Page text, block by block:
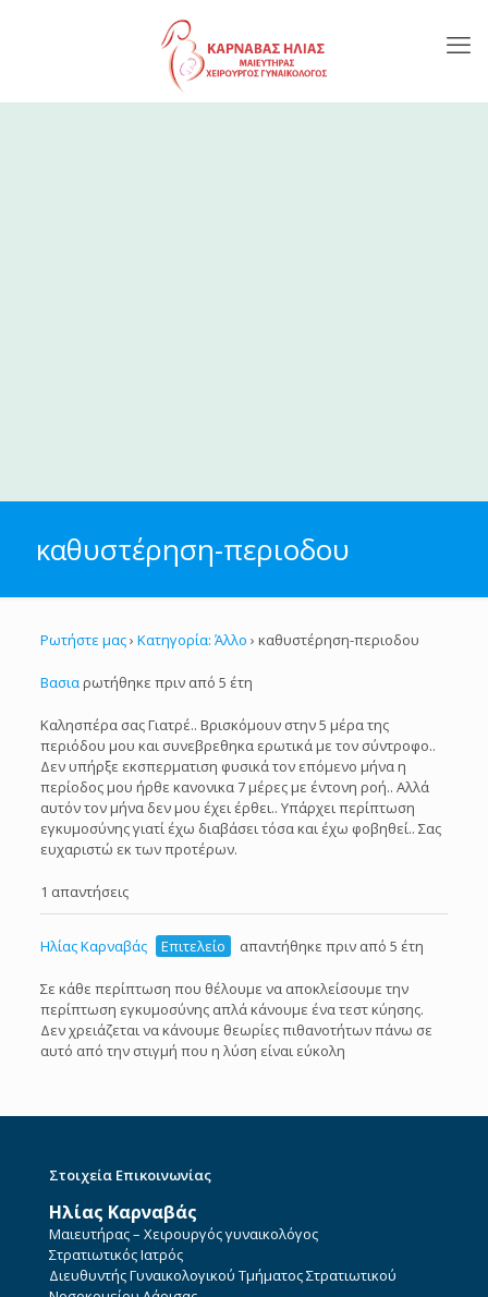
καθυστέρηση-περιοδου
Ρωτήστε μας› Κατηγορία: Άλλο › καθυστέρηση-περιοδου
Βασιαρωτήθηκε πριν από 5 έτη
Καλησπέρα σας Γιατρέ.. Βρισκόμουν στην 5 μέρα της
περιόδου μου και συνεβρεθηκα ερωτικά με τον σύντροφο..
Δεν υπήρξε εκσπερματιση φυσικά τον επόμενο μήνα η
περίοδος μου ήρθε κανονικα 7 μέρες με έντονη ροή.. Αλλά
αυτόν τον μήνα δεν μου έχει έρθει.. Υπάρχει περίπτωση
εγκυμοσύνης γιατί έχω διαβάσει τόσα και έχω φοβηθεί.. Σας
ευχαριστώ εκ των προτέρων.
1 απαντήσεις
Ηλίας Καρναβάς Επιτελείο απαντήθηκε πριν από 5 έτη
Σε κάθε περίπτωση που θέλουμε να αποκλείσουμε την
περίπτωση εγκυμοσύνης απλά κάνουμε ένα τεστ κύησης.
Δεν χρειάζεται να κάνουμε θεωρίες πιθανοτήτων πάνω σε
αυτό από την στιγμή που η λύση είναι εύκολη
Στοιχεία Επικοινωνίας
Ηλίας Καρναβάς
Μαιευτήρας – Χειρουργός γυναικολόγος
Στρατιωτικός Ιατρός
Διευθυντής Γυναικολογικού Τμήματος Στρατιωτικού